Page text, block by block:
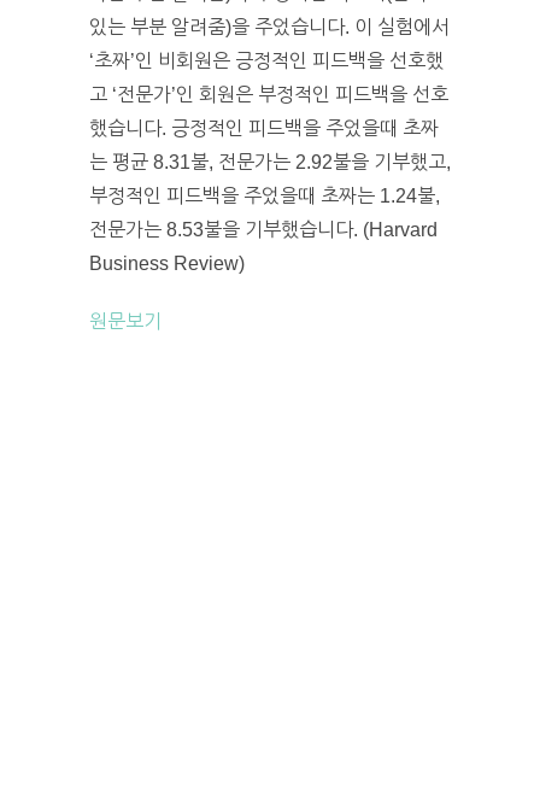
있는 부분 알려줌)을 주었습니다. 이 실험에서
‘초짜’인 비회원은 긍정적인 피드백을 선호했
고 ‘전문가’인 회원은 부정적인 피드백을 선호
했습니다. 긍정적인 피드백을 주었을때 초짜
는 평균 8.31불, 전문가는 2.92불을 기부했고,
부정적인 피드백을 주었을때 초짜는 1.24불,
전문가는 8.53불을 기부했습니다. (Harvard
Business Review)
원문보기